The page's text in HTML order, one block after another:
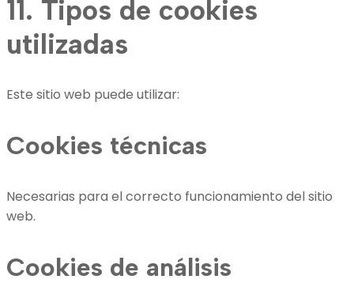
11. Tipos de cookies
utilizadas
Este sitio web puede utilizar:
Cookies técnicas
Necesarias para el correcto funcionamiento del sitio
web.
Cookies de análisis